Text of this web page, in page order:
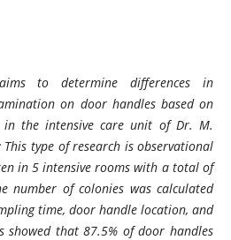
to determine differences in
on door handles based on
the intensive care unit of Dr. M.
This type of research is observational
in 5 intensive rooms with a total of
number of colonies was calculated
time, door handle location, and
showed that 87.5% of door handles